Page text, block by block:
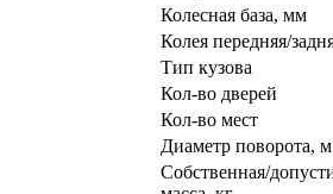
Колесная база, мм
Колея передняя/
Тип кузова
Кол-во дверей
Кол-во мест
Диаметр поворота, м
Собственная/